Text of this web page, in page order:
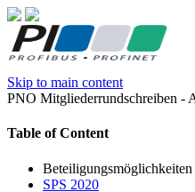
Skip to main content
PNO Mitgliederrundschreiben -
Table of Content
Beteiligungsmöglichkeiten
SPS 2020